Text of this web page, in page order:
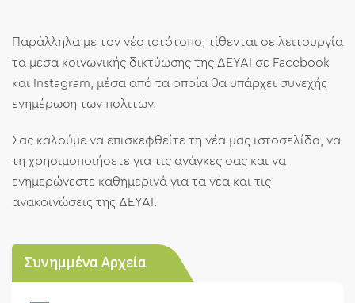
Παράλληλα με τον νέο ιστότοπο, τίθενται σε λειτουργία
τα μέσα κοινωνικής δικτύωσης της ΔΕΥΑΙ σε Facebook
και Instagram, μέσα από τα οποία θα υπάρχει συνεχής
ενημέρωση των πολιτών.
Σας καλούμε να επισκεφθείτε τη νέα μας ιστοσελίδα, να
τη χρησιμοποιήσετε για τις ανάγκες σας και να
ενημερώνεστε καθημερινά για τα νέα και τις
ανακοινώσεις της ΔΕΥΑΙ.
Συνημμένα Αρχεία